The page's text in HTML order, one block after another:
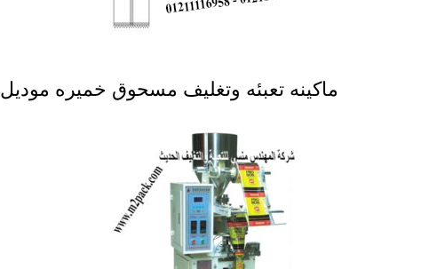
ماكينه تعبئه وتغليف مسحوق خميره موديل 902 ماركة المهندس منسى